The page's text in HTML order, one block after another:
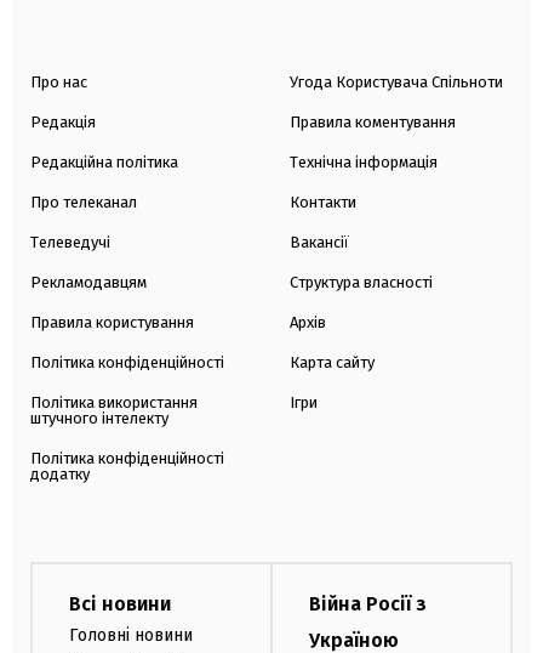
Про нас
Редакція
Редакційна політика
Про телеканал
Телеведучі
Рекламодавцям
Правила користування
Політика конфіденційності
Політика використання
штучного інтелекту
Політика конфіденційності
додатку
Угода Користувача Спільноти
Правила коментування
Технічна інформація
Контакти
Вакансії
Структура власності
Архів
Карта сайту
Ігри
Всі новини
Головні новини
Війна Росії з
Україною